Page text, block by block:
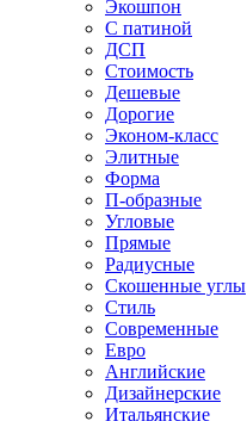
Экошпон
С патиной
ДСП
Стоимость
Дешевые
Дорогие
Эконом-класс
Элитные
Форма
П-образные
Угловые
Прямые
Радиусные
Скошенные углы
Стиль
Современные
Евро
Английские
Дизайнерские
Итальянские